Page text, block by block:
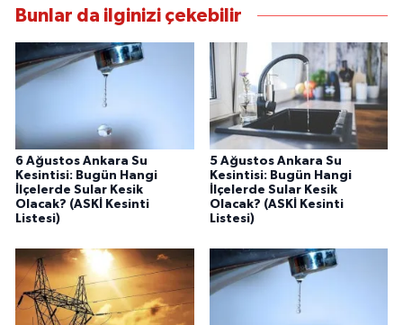
Bunlar da ilginizi çekebilir
6 Ağustos Ankara Su
Kesintisi: Bugün Hangi
İlçelerde Sular Kesik
Olacak? (ASKİ Kesinti
Listesi)
5 Ağustos Ankara Su
Kesintisi: Bugün Hangi
İlçelerde Sular Kesik
Olacak? (ASKİ Kesinti
Listesi)